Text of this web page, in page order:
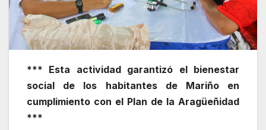
*** Esta actividad garantizó el bienestar
social de los habitantes de Mariño en
cumplimiento con el Plan de la Aragüeñidad
***